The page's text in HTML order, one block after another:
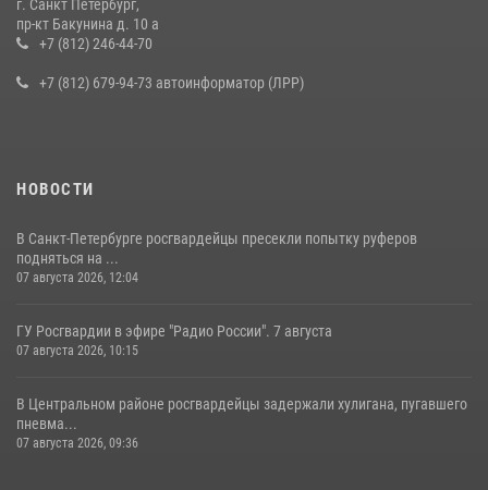
В Ленобласти сотрудники Росгвардии провели встречу с
воспитанниками детского клуба «Умные каникулы»
г. Санкт Петербург,
пр-кт Бакунина д. 10 а
+7 (812) 246-44-70
+7 (812) 679-94-73 автоинформатор (ЛРР)
НОВОСТИ
В Санкт-Петербурге росгвардейцы пресекли попытку руферов
подняться на ...
07 августа 2026, 12:04
ГУ Росгвардии в эфире "Радио России". 7 августа
07 августа 2026, 10:15
В Центральном районе росгвардейцы задержали хулигана, пугавшего
пневма...
07 августа 2026, 09:36